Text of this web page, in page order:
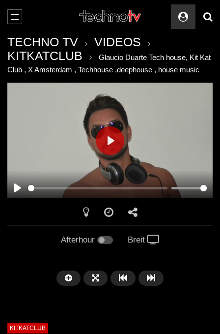
TECHNO TV
VIDEOS
KITKATCLUB
Glaucio Duarte Tech house, Kit Kat
Club , X Amsterdam , Techhouse ,deephouse , house music
PLAY
PLAY
Afterhour Breit
KITKATCLUB